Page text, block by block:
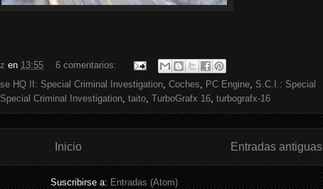
en 13:55
6 comentarios:
HQ II: Special Criminal Investigation Coches PC Engine S.C.I.: Special
Special Criminal Investigation taito TurboGrafx 16 turbografx-16
Entradas antiguas
Inicio
Suscribirse a:Entradas (Atom)